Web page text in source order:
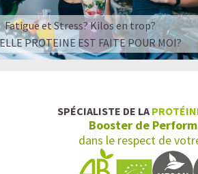
Fatigue et Stress? Kilos en trop?
PROTEINE EST FAITE POUR MOI?
SPÉCIALISTE DE LA
Booster de
dans le respect de